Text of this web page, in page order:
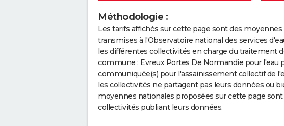
Méthodologie :
Les tarifs affichés sur cette page sont des
transmises à l'Observatoire national des services
les différentes collectivités en charge du traitement
commune : Evreux Portes De Normandie pour l'eau
communiquée(s) pour l'assainissement collectif de
les collectivités ne partagent pas leurs données ou
moyennes nationales proposées sur cette page sont
collectivités publiant leurs données.